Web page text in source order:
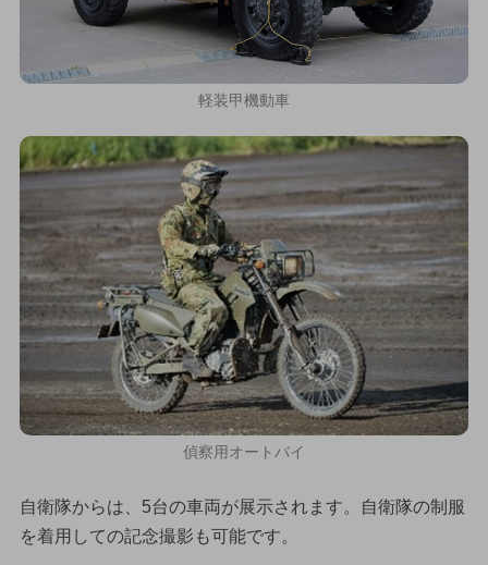
軽装甲機動車
偵察用オートバイ
自衛隊からは、5台の車両が展示されます。自衛隊の制服
を着用しての記念撮影も可能です。